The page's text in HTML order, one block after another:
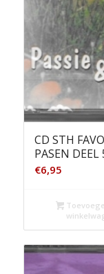
CD STH
PASEN DEEL
€6,95